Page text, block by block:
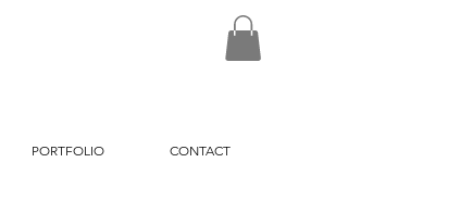
PORTFOLIO CONTACT